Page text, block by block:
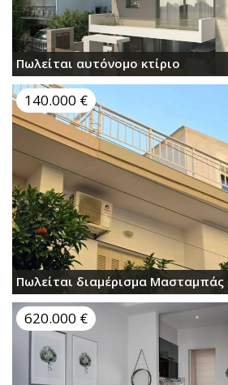
Πωλείται αυτόνομο κτίριο
140.000 €
Πωλείται διαμέρισμα Μασταμπάς
620.000 €